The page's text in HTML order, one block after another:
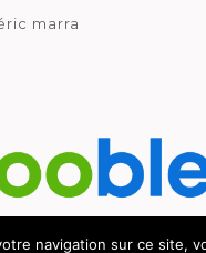
marra
navigation sur ce site,